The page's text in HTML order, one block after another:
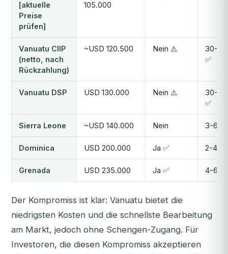
[aktuelle
Preise
prüfen]
105.000
Vanuatu CIIP
(netto, nach
Rückzahlung)
~USD 120.500 Nein ⚠️
30-60
✅
Vanuatu DSP USD 130.000 Nein ⚠️
30-60
✅
Sierra Leone ~USD 140.000 Nein 3-6
Dominica USD 200.000 Ja ✅ 2-4
Grenada USD 235.000 Ja ✅ 4-6
Der Kompromiss ist klar: Vanuatu bietet die
niedrigsten Kosten und die schnellste Bearbeitung
am Markt, jedoch ohne Schengen-Zugang. Für
Investoren, die diesen Kompromiss akzeptieren